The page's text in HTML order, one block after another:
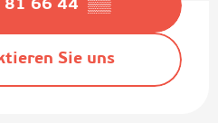
81 66 44 ▒▒
Sie uns